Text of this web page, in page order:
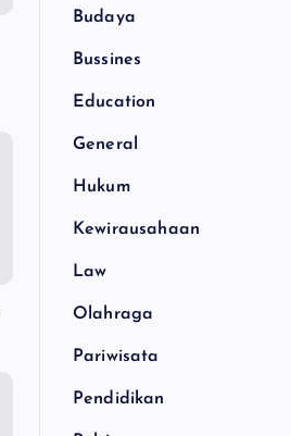
Budaya
Bussines
Education
General
Hukum
Kewirausahaan
Law
Olahraga
Pariwisata
Pendidikan